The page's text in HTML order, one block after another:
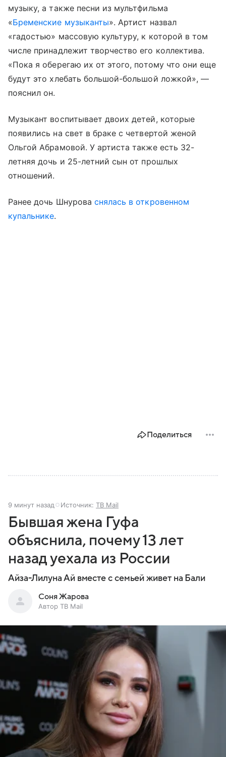
музыку, а также песни из мультфильма
«Бременские музыканты». Артист назвал
«гадостью» массовую культуру, к которой в том
числе принадлежит творчество его коллектива.
«Пока я оберегаю их от этого, потому что они еще
будут это хлебать большой-большой ложкой», —
пояснил он.
Музыкант воспитывает двоих детей, которые
появились на свет в браке с четвертой женой
Ольгой Абрамовой. У артиста также есть 32-
летняя дочь и 25-летний сын от прошлых
отношений.
Ранее дочь Шнурова снялась в откровенном
купальнике.
Поделиться
9 минут назад Источник: ТВ Mail
Бывшая жена Гуфа
объяснила, почему 13 лет
назад уехала из России
Айза-Лилуна Ай вместе с семьей живет на Бали
Соня Жарова
Автор ТВ Mail